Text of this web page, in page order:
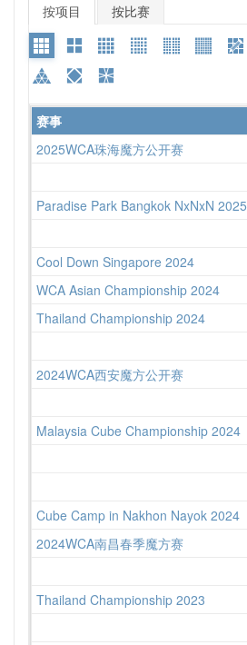
按项目 按比赛
赛事
2025WCA珠海魔方公开赛
Paradise Park Bangkok NxNxN 2025
Cool Down Singapore 2024
WCA Asian Championship 2024
Thailand Championship 2024
2024WCA西安魔方公开赛
Malaysia Cube Championship 2024
Cube Camp in Nakhon Nayok 2024
2024WCA南昌春季魔方赛
Thailand Championship 2023